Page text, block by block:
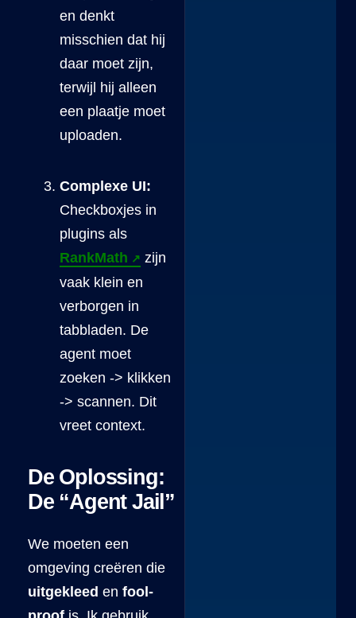
en denkt
misschien dat hij
daar moet zijn,
terwijl hij alleen
een plaatje moet
uploaden.
Complexe UI:
Checkboxjes in
plugins als
RankMath
zijn
vaak klein en
verborgen in
tabbladen. De
agent moet
zoeken -> klikken
-> scannen. Dit
vreet context.
De Oplossing:
De “Agent Jail”
We moeten een
omgeving creëren die
uitgekleed en fool-